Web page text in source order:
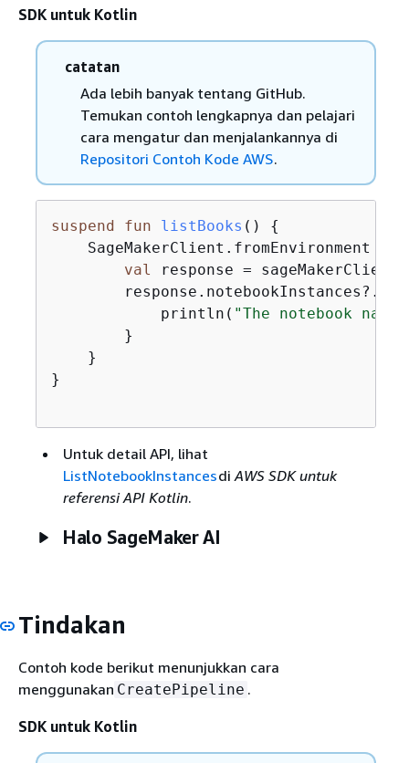
SDK untuk Kotlin
catatan
Ada lebih banyak tentang GitHub.
Temukan contoh lengkapnya dan pelajari
cara mengatur dan menjalankannya di
Repositori Contoh Kode AWS.
suspend fun listBooks ()
{
    SageMakerClient.fromEnvironment
val
response =
            println(
"The notebook
        }
    }
}
Untuk detail API, lihat
ListNotebookInstancesdiAWS SDK untuk
referensi API Kotlin.
Halo SageMaker AI
Tindakan
Contoh kode berikut menunjukkan cara
menggunakan CreatePipeline .
SDK untuk Kotlin